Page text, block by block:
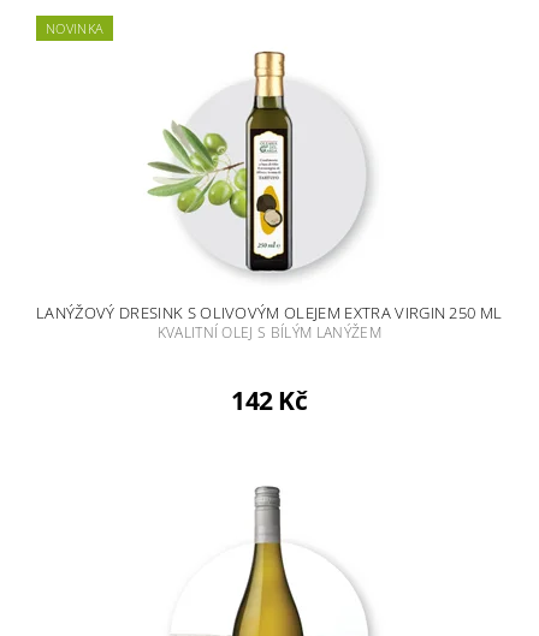
NOVINKA
LANÝŽOVÝ DRESINK S OLIVOVÝM OLEJEM EXTRA VIRGIN 250 ML
KVALITNÍ OLEJ S BÍLÝM LANÝŽEM
142 Kč